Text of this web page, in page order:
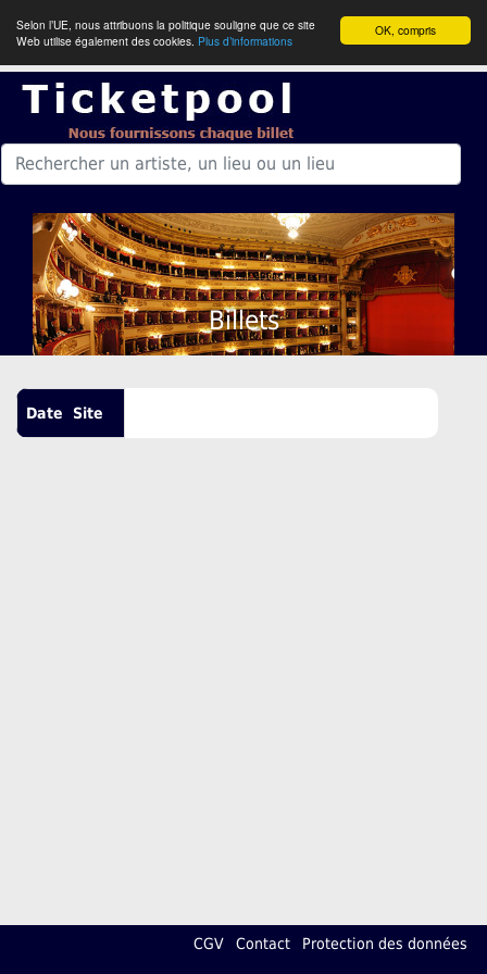
OK, compris
Selon l’UE, nous attribuons la politique souligne que ce site
Web utilise également des cookies. Plus d’informations
Billets
Date Site
CGV Contact Protection des données